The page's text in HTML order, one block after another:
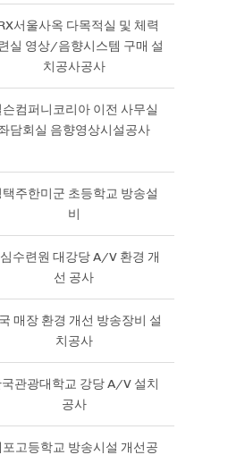
서울사옥 다목적실 및 체력
실 영상/음향시스템 구매 설
치공사공사
슨컴퍼니코리아 이전 사무실
담회실 음향영상시설공사
주한미군 초등학교 방송설
비
수련원 대강당 A/V 환경 개
선 공사
매장 환경 개선 방송장비 설
치공사
국관광대학교 강당 A/V 설치
공사
포고등학교 방송시설 개선공